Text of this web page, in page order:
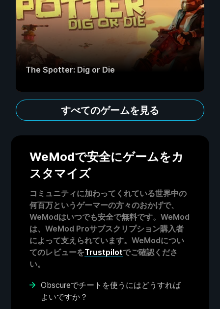
The Spotter: Dig or Die
すべてのゲームを見る
WeModで安全にゲームをカ
スタマイズ
コミュニティに加わってくれている世界中の
何百万というゲーマーの方々のおかげで、
WeModはいつでも安全で無料です。WeMod
は、WeMod Proサブスクリプション購入者
によって支えられています。WeModについ
てのレビューをTrustpilotでご確認くださ
い。
Obscureでチートを使うにはどうすれば
よいですか？